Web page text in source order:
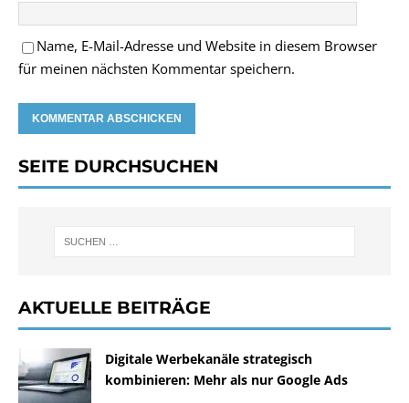
Name, E-Mail-Adresse und Website in diesem Browser
für meinen nächsten Kommentar speichern.
SEITE DURCHSUCHEN
AKTUELLE BEITRÄGE
Digitale Werbekanäle strategisch
kombinieren: Mehr als nur Google Ads